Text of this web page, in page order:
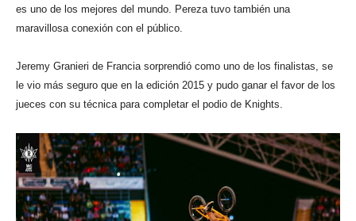
es uno de los mejores del mundo. Pereza tuvo también una
maravillosa conexión con el público.
Jeremy Granieri de Francia sorprendió como uno de los finalistas, se
le vio más seguro que en la edición 2015 y pudo ganar el favor de los
jueces con su técnica para completar el podio de Knights.